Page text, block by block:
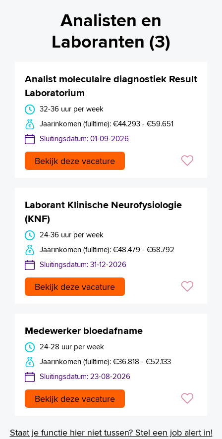
Analisten en
Laboranten (3)
Analist moleculaire diagnostiek Result
Laboratorium
32-36 uur per week
Jaarinkomen (fulltime): €44.293 - €59.651
Sluitingsdatum: 01-09-2026
Bekijk deze vacature
Laborant Klinische Neurofysiologie
(KNF)
24-36 uur per week
Jaarinkomen (fulltime): €48.479 - €68.792
Sluitingsdatum: 31-12-2026
Bekijk deze vacature
Medewerker bloedafname
24-28 uur per week
Jaarinkomen (fulltime): €36.818 - €52.133
Sluitingsdatum: 23-08-2026
Bekijk deze vacature
Staat je functie hier niet tussen? Stel een job alert in!